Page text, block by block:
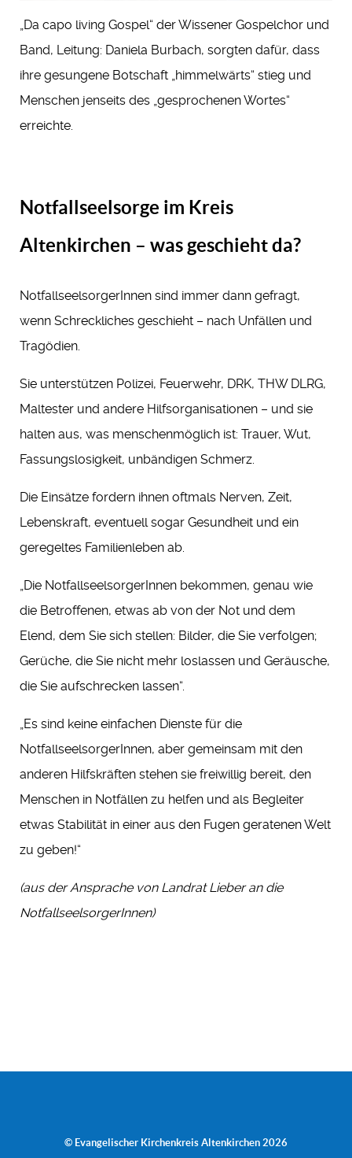
„Da capo living Gospel“ der Wissener Gospelchor und
Band, Leitung: Daniela Burbach, sorgten dafür, dass
ihre gesungene Botschaft „himmelwärts“ stieg und
Menschen jenseits des „gesprochenen Wortes“
erreichte.
Notfallseelsorge im Kreis
Altenkirchen – was geschieht da?
NotfallseelsorgerInnen sind immer dann gefragt,
wenn Schreckliches geschieht – nach Unfällen und
Tragödien.
Sie unterstützen Polizei, Feuerwehr, DRK, THW DLRG,
Maltester und andere Hilfsorganisationen – und sie
halten aus, was menschenmöglich ist: Trauer, Wut,
Fassungslosigkeit, unbändigen Schmerz.
Die Einsätze fordern ihnen oftmals Nerven, Zeit,
Lebenskraft, eventuell sogar Gesundheit und ein
geregeltes Familienleben ab.
„Die NotfallseelsorgerInnen bekommen, genau wie
die Betroffenen, etwas ab von der Not und dem
Elend, dem Sie sich stellen: Bilder, die Sie verfolgen;
Gerüche, die Sie nicht mehr loslassen und Geräusche,
die Sie aufschrecken lassen“.
„Es sind keine einfachen Dienste für die
NotfallseelsorgerInnen, aber gemeinsam mit den
anderen Hilfskräften stehen sie freiwillig bereit, den
Menschen in Notfällen zu helfen und als Begleiter
etwas Stabilität in einer aus den Fugen geratenen Welt
zu geben!“
(aus der Ansprache von Landrat Lieber an die
NotfallseelsorgerInnen)
© Evangelischer Kirchenkreis Altenkirchen 2026